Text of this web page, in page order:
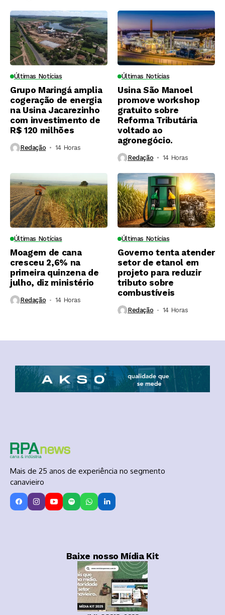
Últimas Notícias
Grupo Maringá amplia
cogeração de energia
na Usina Jacarezinho
com investimento de
R$ 120 milhões
Redação 14 Horas ⁮
Últimas Notícias
Usina São Manoel
promove workshop
gratuito sobre
Reforma Tributária
voltado ao
agronegócio.
Redação 14 Horas ⁮
Últimas Notícias
Moagem de cana
cresceu 2,6% na
primeira quinzena de
julho, diz ministério
Redação 14 Horas ⁮
Últimas Notícias
Governo tenta atender
setor de etanol em
projeto para reduzir
tributo sobre
combustíveis
Redação 14 Horas ⁮
Mais de 25 anos de experiência no segmento
canavieiro
Baixe nosso Mídia Kit